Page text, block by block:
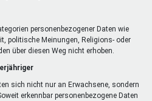
personenbezogener Daten wie
politische Meinungen, Religions- oder
über diesen Weg nicht erhoben.
sich nicht nur an Erwachsene, sondern
erkennbar personenbezogene Daten